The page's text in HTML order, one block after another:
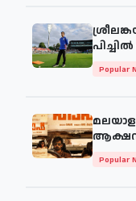
Popular
ആക്ഷൻ
Popular